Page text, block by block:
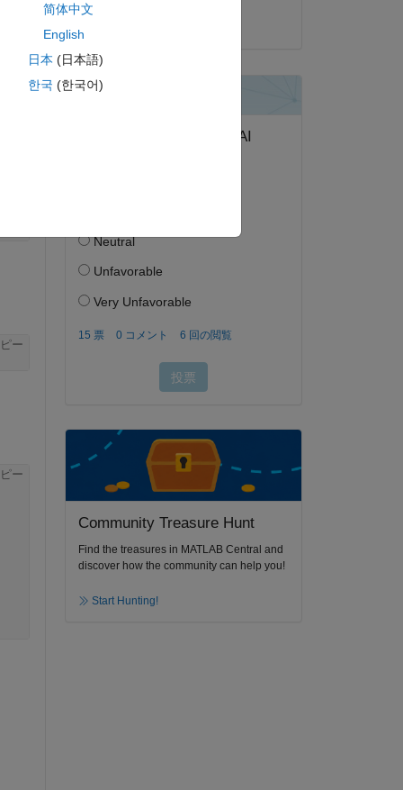
ー
ー
Community Treasure Hunt
Find the treasures in MATLAB Central and
discover how the community can help you!
Start Hunting!
简体中文
English
日本 (日本語)
한국 (한국어)